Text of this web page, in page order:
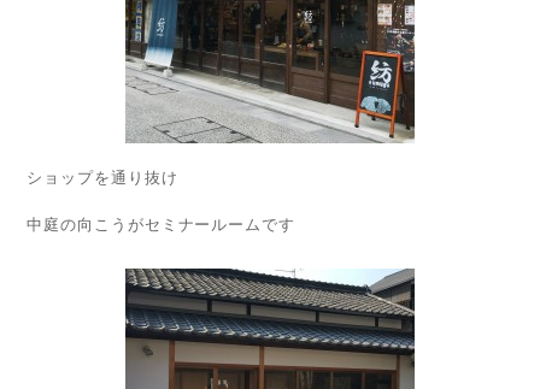
ショップを通り抜け
中庭の向こうがセミナールームです